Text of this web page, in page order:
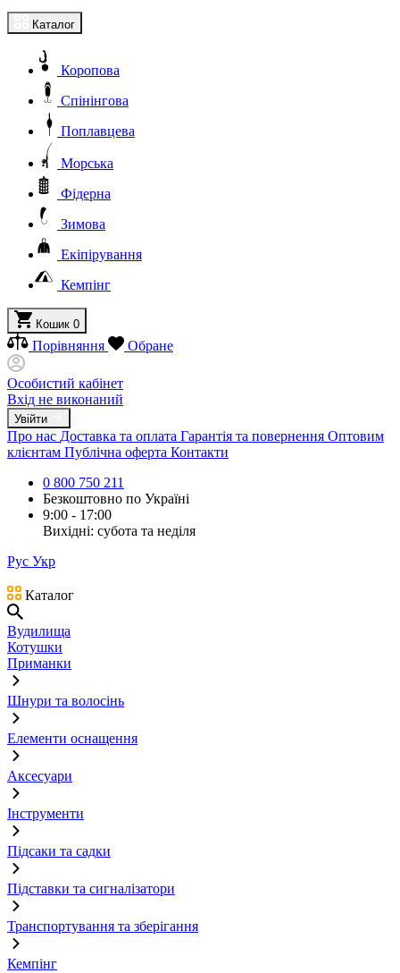
Каталог
Коропова
Спінінгова
Поплавцева
Морська
Фідерна
Зимова
Екіпірування
Кемпінг
Кошик 0
Порівняння Обране
Особистий кабінет
Вхід не виконаний
Увійти
Про нас Доставка та оплата Гарантія та повернення Оптовим
клієнтам Публічна оферта Контакти
0 800 750 211
Безкоштовно по Україні
9:00 - 17:00
Вихідні: субота та неділя
Рус Укр
Каталог
Вудилища
Котушки
Приманки
Шнури та волосінь
Елементи оснащення
Аксесуари
Інструменти
Підсаки та садки
Підставки та сигналізатори
Транспортування та зберігання
Кемпінг